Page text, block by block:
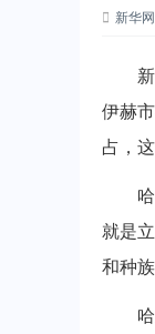
新华网
新华
伊赫
占，
哈马
就是
和种族
哈亚